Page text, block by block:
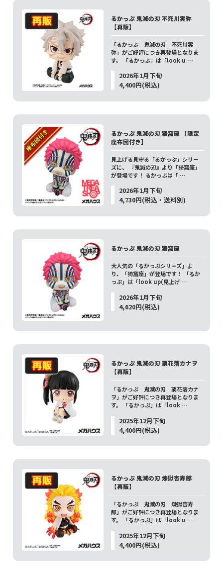
るかっぷ 鬼滅の刃 不死川実弥
【再販】
「るかっぷ 鬼滅の刃 不死川実
弥」がご好評につき再登場となりま
す。 「るかっぷ」は「look u …
2026年1月下旬
4,400円(税込)
るかっぷ 鬼滅の刃 猗窩座 【限定
座布団付き】
見上げる見守る「るかっぷ」シリー
ズに、 『鬼滅の刃』より「猗窩座」
が登場です！ るかっぷは「 …
2026年1月下旬
4,730円(税込・送料別)
るかっぷ 鬼滅の刃 猗窩座
大人気の「るかっぷシリーズ」よ
り、「猗窩座」が登場です！ 「るか
っぷ」は「look up(見上げ …
2026年1月下旬
4,620円(税込)
るかっぷ 鬼滅の刃 栗花落カナヲ
【再販】
「るかっぷ 鬼滅の刃 栗花落カナ
ヲ」がご好評につき再登場となりま
す。 「るかっぷ」は「look …
2025年12月下旬
4,400円(税込)
るかっぷ 鬼滅の刃 煉獄杏寿郎
【再販】
「るかっぷ 鬼滅の刃 煉獄杏寿
郎」がご好評につき再登場となりま
す。 「るかっぷ」は「look u …
2025年12月下旬
4,400円(税込)